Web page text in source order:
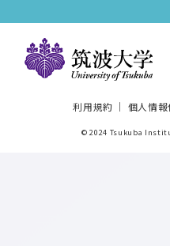
利用規約 個人情報
© 2024 Tsukuba